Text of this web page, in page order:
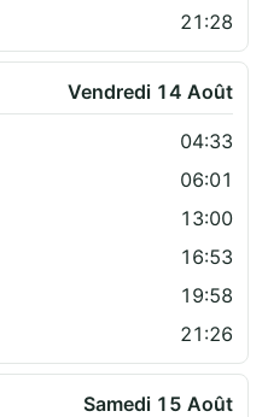
21:28
Vendredi 14 Août
04:33
06:01
13:00
16:53
19:58
21:26
Samedi 15 Août